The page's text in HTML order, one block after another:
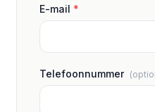
E-mail *
Telefoonnummer